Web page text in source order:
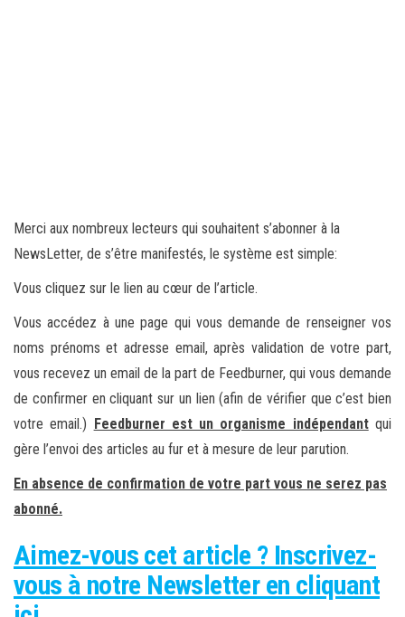
Merci aux nombreux lecteurs qui souhaitent s’abonner à la
NewsLetter, de s’être manifestés, le système est simple:
Vous cliquez sur le lien au cœur de l’article.
Vous accédez à une page qui vous demande de renseigner vos
noms prénoms et adresse email, après validation de votre part,
vous recevez un email de la part de Feedburner, qui vous demande
de confirmer en cliquant sur un lien (afin de vérifier que c’est bien
votre email.) Feedburner est un organisme indépendantqui
gère l’envoi des articles au fur et à mesure de leur parution.
En absence de confirmation de votre part vous ne serez pas
abonné.
Aimez-vous cet article ? Inscrivez-
vous à notre Newsletter en cliquant